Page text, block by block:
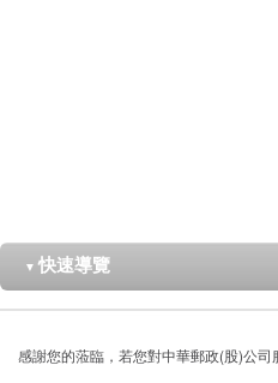
▼ 快速導覽
感謝您的蒞臨，若您對中華郵政(股)公司